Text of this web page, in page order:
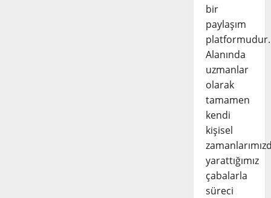
bir
paylaşım
platformudur.
Alanında
uzmanlar
olarak
tamamen
kendi
kişisel
yarattığımız
çabalarla
süreci